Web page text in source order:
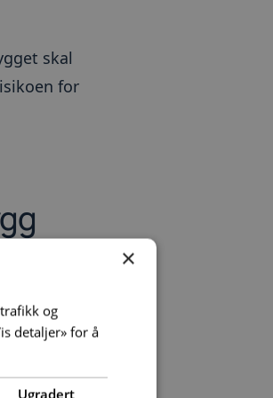
skal
for
på
med
×
og
detaljer» for å
Ugradert